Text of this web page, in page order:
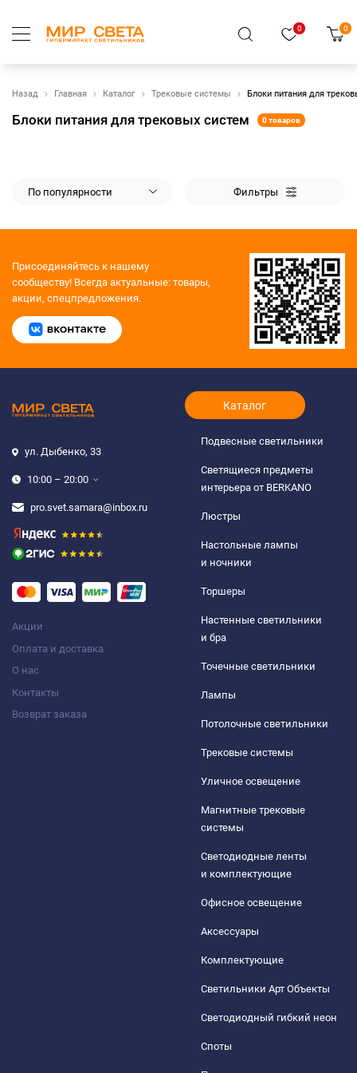
0 0
Назад Главная Каталог Трековые системы Блоки питания для
Блоки питания для трековых систем 0 товаров
По популярности Фильтры
Присоединяйтесь к нашему
сообществу! Всегда актуальные: товары,
акции, спецпредложения.
ул. Дыбенко, 33
10:00 – 20:00
pro.svet.samara@inbox.ru
Акции
Оплата и доставка
О нас
Контакты
Возврат заказа
Каталог
Подвесные светильники
Светящиеся предметы
интерьера от BERKANO
Люстры
Настольные лампы
и ночники
Торшеры
Настенные светильники
и бра
Точечные светильники
Лампы
Потолочные светильники
Трековые системы
Уличное освещение
Магнитные трековые
системы
Светодиодные ленты
и комплектующие
Офисное освещение
Аксессуары
Комплектующие
Светильники Арт Объекты
Светодиодный гибкий неон
Споты